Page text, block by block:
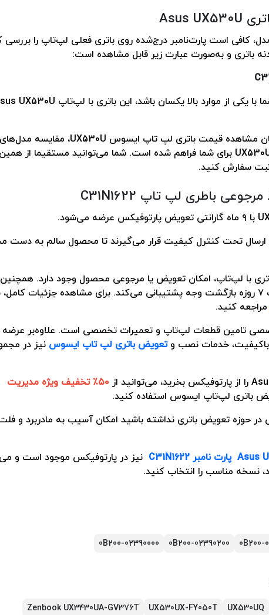
Asus UX530U
کافی است پارت‌نامبر درج‌شده روی باتری فعلی لپ‌تاپ را بررسی
باتری و به‌صورت عبارت زیر قابل مشاهده است:
با یکی از موارد بالا یکسان باشد، این باتری با لپ‌تاپ UX530U
مشاهده قیمت باتری لپ تاپ ایسوس UX530U، مقایسه
برای شما فراهم شده است. شما می‌توانید مستقیما از
سفارش کنید.
مرجوعی باطری لپ تاپ C31N1622
با ۹ ماه گارانتی تعویض پارتوفیکس عرضه می‌شود.
ارسال تحت کنترل کیفیت قرار می‌گیرند تا محصول سالم به دست
با لپ‌تاپ، امکان تعویض یا مرجوعی محصول وجود دارد. همچنین
پارتوفیکس از ضمانت ۷ روزه بازگشت وجه پشتیبانی می‌کند. برای مشاهده جزئیات
مراجعه کنید.
تامین قطعات لپ‌تاپ و تعمیرات تخصصی است. علاوه‌بر عرضه
باکیفیت، خدمات نصب وتعویض باتری لپ تاپ ایسوس نیز در
را از پارتوفیکس بخرید، می‌توانید از
۵۰٪ تخفیف ویژه مدیریت
باتری لپ‌تاپ ایسوس استفاده کنید.
حوزه تعویض باتری نداشته باشید امکان آسیب به مادربرد و
Asus پارت نامبر C31N1622 نیز در پارتوفیکس موجود است و
نسخه مناسب را انتخاب کنید.
0B200-
0B200-02390200
0B200-02390000
UX530UQ
UX530UX-FY050T
Zenbook UX3430UA-GV376T